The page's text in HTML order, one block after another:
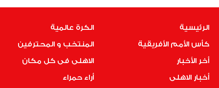
الرئيسية
كأس الأمم الأفريقية
أخر الأخبار
أخبار الاهلى
الكرة عالمية
المنتخب و المحترفين
الاهلى فى كل مكان
أراء حمراء